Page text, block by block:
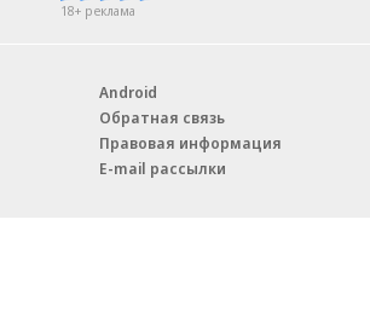
18+ реклама
Android
Обратная связь
Правовая информация
E-mail рассылки